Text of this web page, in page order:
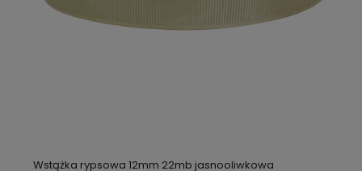
Wstążka rypsowa 12mm 22mb jasnooliwkowa